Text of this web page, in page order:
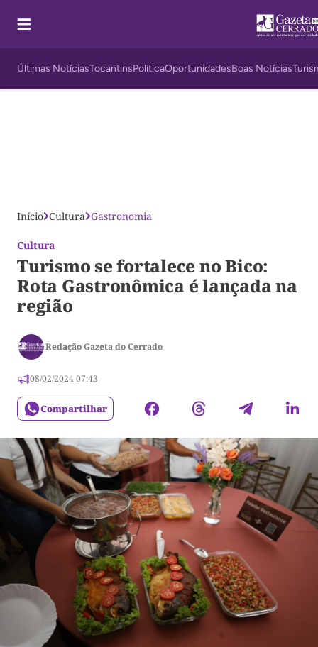
Últimas NotíciasTocantinsPolíticaOportunidadesBoas Notícias
Início Cultura Gastronomia
Cultura
Turismo se fortalece no Bico:
Rota Gastronômica é lançada na
região
Redação Gazeta do Cerrado
08/02/2024 07:43
Compartilhar